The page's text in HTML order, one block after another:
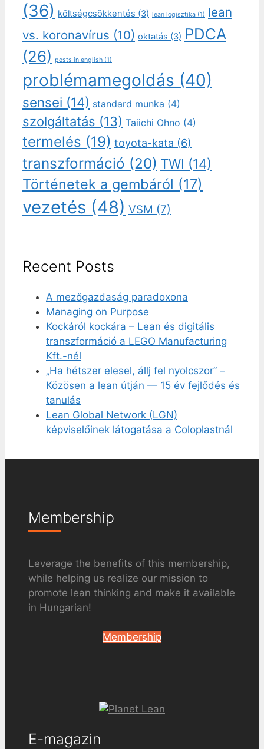
(36) költségcsökkentés (3) lean logisztika (1) lean
vs. koronavírus (10) oktatás (3) PDCA
(26) posts in english (1)
problémamegoldás (40)
sensei (14) standard munka (4)
szolgáltatás (13) Taiichi Ohno (4)
termelés (19) toyota-kata (6)
transzformáció (20) TWI (14)
Történetek a gembáról (17)
vezetés (48) VSM (7)
Recent Posts
A mezőgazdaság paradoxona
Managing on Purpose
Kockáról kockára – Lean és digitális
transzformáció a LEGO Manufacturing
Kft.-nél
„Ha hétszer elesel, állj fel nyolcszor” –
Közösen a lean útján — 15 év fejlődés és
tanulás
Lean Global Network (LGN)
képviselőinek látogatása a Coloplastnál
Membership
Leverage the benefits of this membership,
while helping us realize our mission to
promote lean thinking and make it available
in Hungarian!
Membership
E-magazin